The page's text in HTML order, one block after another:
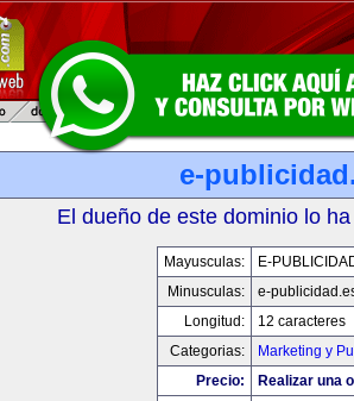
e-
El dueño de este dominio lo
Mayusculas:
E-
Minusculas:
e-
Longitud:
12 caracteres
Categorias:
Marketing y
Precio:
Realizar una